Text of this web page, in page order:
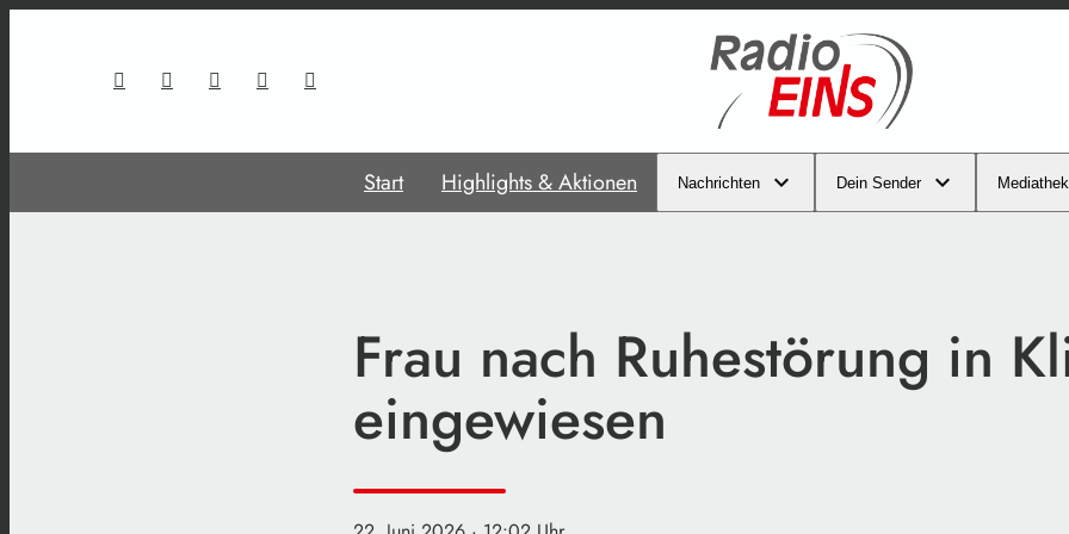
Start Highlights & Aktionen Nachrichten Dein Sender Mediathek
Frau nach Ruhestörung in
eingewiesen